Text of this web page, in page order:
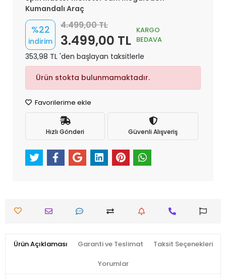
Kumandalı Araç
%22
indirim
4.499,00 TL
3.499,00 TL
KARGO
BEDAVA
353,98 TL 'den başlayan taksitlerle
Ürün stokta bulunmamaktadır.
Favorilerime ekle
Hızlı Gönderi Güvenli Alışveriş
Ürün Açıklaması Garanti ve Teslimat Taksit Seçenekleri
Yorumlar